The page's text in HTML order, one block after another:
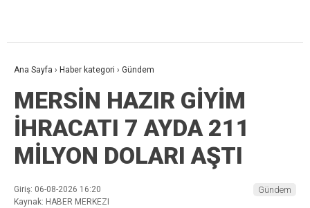
Ana Sayfa › Haber kategori › Gündem
MERSİN HAZIR GİYİM
İHRACATI 7 AYDA 211
MİLYON DOLARI AŞTI
Giriş: 06-08-2026 16:20
Kaynak: HABER MERKEZI
Gündem